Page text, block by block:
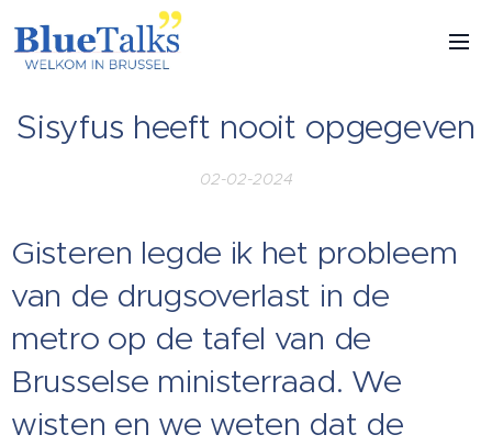
Sisyfus heeft nooit opgegeven
02-02-2024
Gisteren legde ik het probleem
van de drugsoverlast in de
metro op de tafel van de
Brusselse ministerraad. We
wisten en we weten dat de